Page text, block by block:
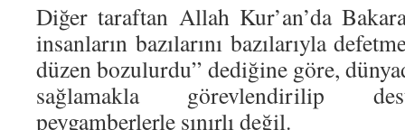
Diğer taraftan Allah Kur’an’da
insanların bazılarını bazılarıyla
düzen bozulurdu” dediğine göre,
sağlamakla görevlendirilip
peygamberlerle sınırlı değil.